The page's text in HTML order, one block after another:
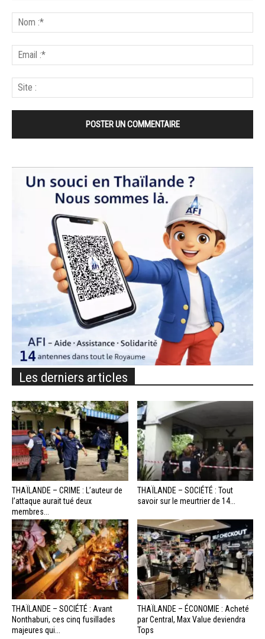
Les derniers articles
THAÏLANDE – CRIME : L’auteur de
l’attaque aurait tué deux
membres...
THAÏLANDE – SOCIÉTÉ : Tout
savoir sur le meurtrier de 14...
THAÏLANDE – SOCIÉTÉ : Avant
Nonthaburi, ces cinq fusillades
majeures qui...
THAÏLANDE – ÉCONOMIE : Acheté
par Central, Max Value deviendra
Tops